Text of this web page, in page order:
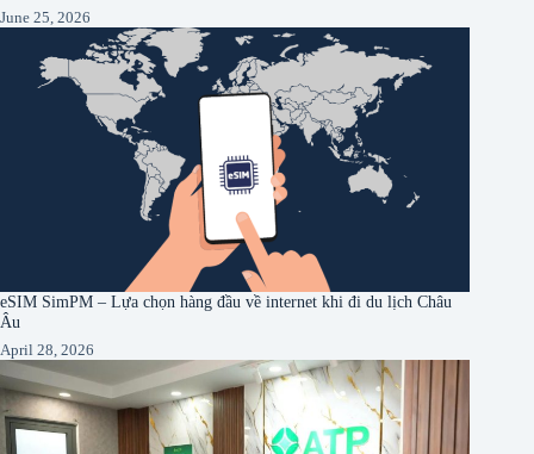
June 25, 2026
eSIM SimPM – Lựa chọn hàng đầu về internet khi đi du lịch Châu
Âu
April 28, 2026